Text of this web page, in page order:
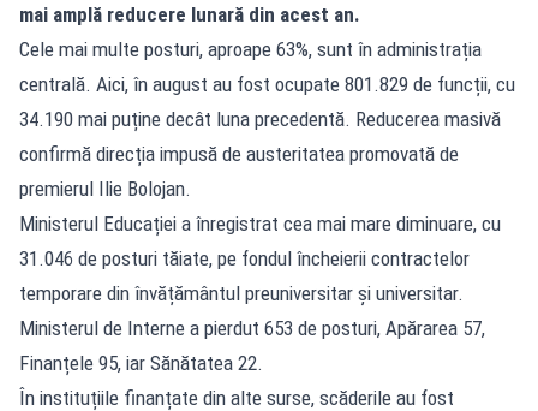
mai amplă reducere lunară din acest an.
Cele mai multe posturi, aproape 63%, sunt în administrația
centrală. Aici, în august au fost ocupate 801.829 de funcții, cu
34.190 mai puține decât luna precedentă. Reducerea masivă
confirmă direcția impusă de austeritatea promovată de
premierul Ilie Bolojan.
Ministerul Educației a înregistrat cea mai mare diminuare, cu
31.046 de posturi tăiate, pe fondul încheierii contractelor
temporare din învățământul preuniversitar și universitar.
Ministerul de Interne a pierdut 653 de posturi, Apărarea 57,
Finanțele 95, iar Sănătatea 22.
În instituțiile finanțate din alte surse, scăderile au fost